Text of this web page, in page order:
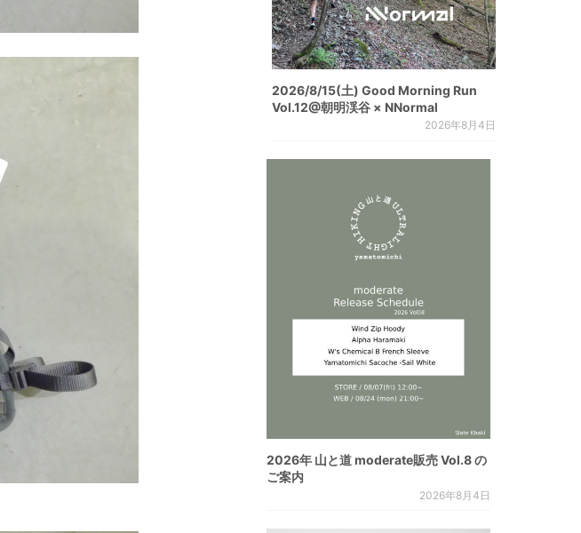
2026/8/15(土) Good Morning Run
Vol.12@朝明渓谷 × NNormal
2026年8月4日
2026年 山と道 moderate販売 Vol.8 の
ご案内
2026年8月4日